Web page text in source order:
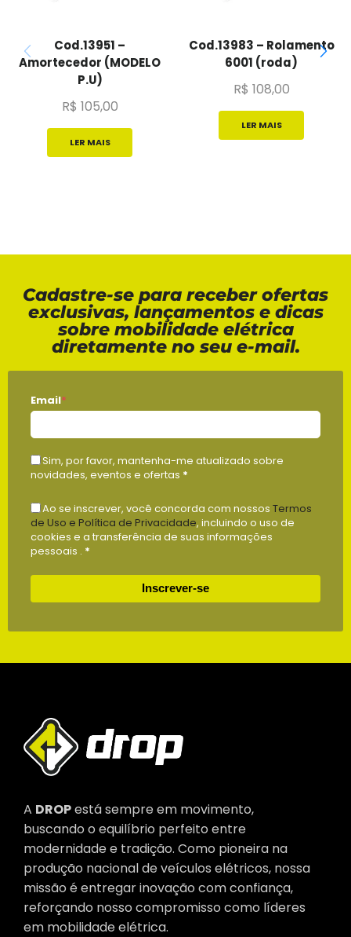
Cod.13951 –
Amortecedor (MODELO
P.U)
R$ 105,00
LER MAIS
Cod.13983 – Rolamento
6001 (roda)
R$ 108,00
LER MAIS
Cadastre-se para receber ofertas
exclusivas, lançamentos e dicas
sobre mobilidade elétrica
diretamente no seu e-mail.
Email*
Sim, por favor, mantenha-me atualizado sobre
novidades, eventos e ofertas *
Ao se inscrever, você concorda com nossos Termos
de Uso e Política de Privacidade, incluindo o uso de
cookies e a transferência de suas informações
pessoais . *
Inscrever-se
A DROPestá sempre em movimento,
buscando o equilíbrio perfeito entre
modernidade e tradição. Como pioneira na
produção nacional de veículos elétricos, nossa
missão é entregar inovação com confiança,
reforçando nosso compromisso como líderes
em mobilidade elétrica.